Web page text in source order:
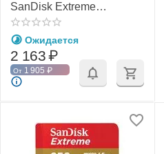
SanDisk Extreme
microSDHC Class 10
UHS-I U3 V30
Ожидается
2 163₽
От 1 905 ₽